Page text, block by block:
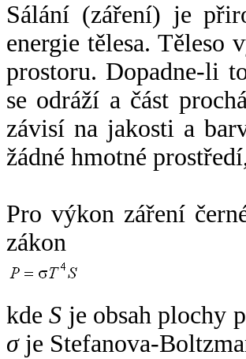
Sálání (záření) je
energie tělesa. Těleso
prostoru. Dopadne-li
se odráží a část
závisí na jakosti a
žádné hmotné
Pro výkon záření
zákon
kdeS je obsah plochy
σje Stefanova-